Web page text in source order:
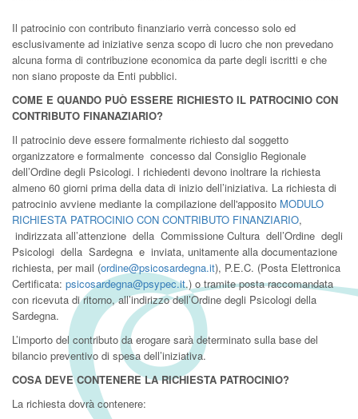
Il patrocinio con contributo finanziario verrà concesso solo ed
esclusivamente ad iniziative senza scopo di lucro che non prevedano
alcuna forma di contribuzione economica da parte degli iscritti e che
non siano proposte da Enti pubblici.
COME E QUANDO PUÒ ESSERE RICHIESTO IL PATROCINIO CON
CONTRIBUTO FINANAZIARIO?
Il patrocinio deve essere formalmente richiesto dal soggetto
organizzatore e formalmente concesso dal Consiglio Regionale
dell’Ordine degli Psicologi. l richiedenti devono inoltrare la richiesta
almeno 60 giorni prima della data di inizio dell’iniziativa. La richiesta di
patrocinio avviene mediante la compilazione dell'apposito MODULO
RICHIESTA PATROCINIO CON CONTRIBUTO FINANZIARIO,
indirizzata all’attenzione della Commissione Cultura dell’Ordine degli
Psicologi della Sardegna e inviata, unitamente alla documentazione
richiesta, per mail (ordine@psicosardegna.it), P.E.C. (Posta Elettronica
Certificata: psicosardegna@psypec.it.) o tramite posta raccomandata
con ricevuta di ritorno, all’indirizzo dell’Ordine degli Psicologi della
Sardegna.
L’importo del contributo da erogare sarà determinato sulla base del
bilancio preventivo di spesa dell’iniziativa.
COSA DEVE CONTENERE LA RICHIESTA PATROCINIO?
La richiesta dovrà contenere: